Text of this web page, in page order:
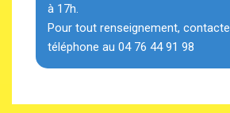
à 17h.
Pour tout renseignement,
téléphone au 04 76 44 91 98